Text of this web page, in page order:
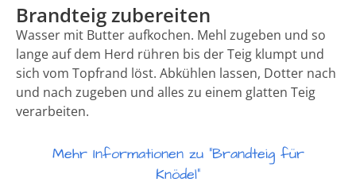
Brandteig zubereiten
Wasser mit Butter aufkochen. Mehl zugeben und so
lange auf dem Herd rühren bis der Teig klumpt und
sich vom Topfrand löst. Abkühlen lassen, Dotter nach
und nach zugeben und alles zu einem glatten Teig
verarbeiten.
Mehr Informationen zu "Brandteig für
Knödel"